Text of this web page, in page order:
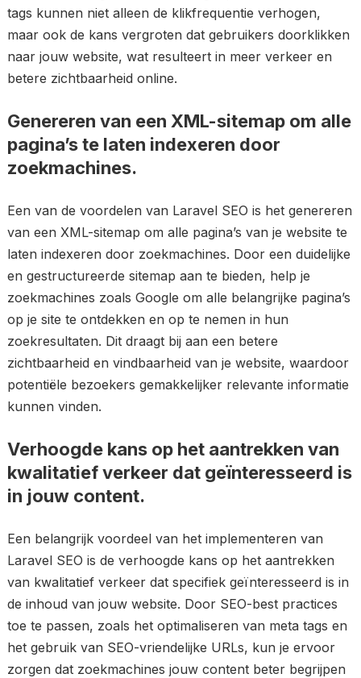
tags kunnen niet alleen de klikfrequentie verhogen,
maar ook de kans vergroten dat gebruikers doorklikken
naar jouw website, wat resulteert in meer verkeer en
betere zichtbaarheid online.
Genereren van een XML-sitemap om alle
pagina’s te laten indexeren door
zoekmachines.
Een van de voordelen van Laravel SEO is het genereren
van een XML-sitemap om alle pagina’s van je website te
laten indexeren door zoekmachines. Door een duidelijke
en gestructureerde sitemap aan te bieden, help je
zoekmachines zoals Google om alle belangrijke pagina’s
op je site te ontdekken en op te nemen in hun
zoekresultaten. Dit draagt bij aan een betere
zichtbaarheid en vindbaarheid van je website, waardoor
potentiële bezoekers gemakkelijker relevante informatie
kunnen vinden.
Verhoogde kans op het aantrekken van
kwalitatief verkeer dat geïnteresseerd is
in jouw content.
Een belangrijk voordeel van het implementeren van
Laravel SEO is de verhoogde kans op het aantrekken
van kwalitatief verkeer dat specifiek geïnteresseerd is in
de inhoud van jouw website. Door SEO-best practices
toe te passen, zoals het optimaliseren van meta tags en
het gebruik van SEO-vriendelijke URLs, kun je ervoor
zorgen dat zoekmachines jouw content beter begrijpen